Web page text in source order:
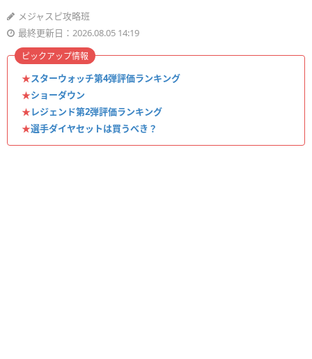
メジャスピ攻略班
最終更新日：2026.08.05 14:19
★スターウォッチ第4弾評価ランキング
★ショーダウン
★レジェンド第2弾評価ランキング
★選手ダイヤセットは買うべき？
ピックアップ情報